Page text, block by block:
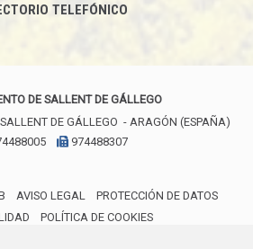
TELEFÓNICO
DE SALLENT DE GÁLLEGO
SALLENT DE GÁLLEGO - ARAGÓN (ESPAÑA)
974488307
AVISO LEGAL
PROTECCIÓN DE DATOS
POLÍTICA DE COOKIES